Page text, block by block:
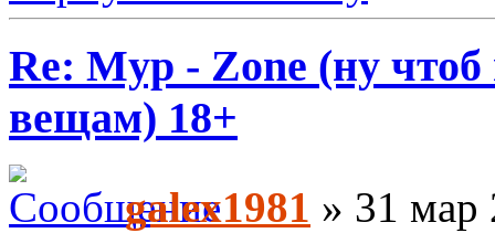
Re: Myp - Zone (ну
вещам) 18+
galex1981 » 31 мар